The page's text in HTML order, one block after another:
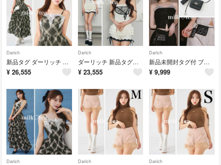
Darich
新品タグ ダーリッチ スカラップレースチェックシフォンロングワンピース グリーン
¥ 26,555
Darich
ダーリッチ 新品タグ付き アシメデザインレースフリルセットアップ アイボリー F
¥ 23,555
Darich
新品未開封タグ付 ブラック ダーリッチ キルティングマルチベルトバッグ
¥ 9,999
Darich Darich Darich